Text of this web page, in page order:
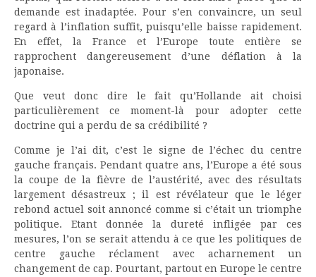
demande est inadaptée. Pour s’en convaincre, un seul
regard à l’inflation suffit, puisqu’elle baisse rapidement.
En effet, la France et l’Europe toute entière se
rapprochent dangereusement d’une déflation à la
japonaise.
Que veut donc dire le fait qu’Hollande ait choisi
particulièrement ce moment-là pour adopter cette
doctrine qui a perdu de sa crédibilité ?
Comme je l’ai dit, c’est le signe de l’échec du centre
gauche français. Pendant quatre ans, l’Europe a été sous
la coupe de la fièvre de l’austérité, avec des résultats
largement désastreux ; il est révélateur que le léger
rebond actuel soit annoncé comme si c’était un triomphe
politique. Etant donnée la dureté infligée par ces
mesures, l’on se serait attendu à ce que les politiques de
centre gauche réclament avec acharnement un
changement de cap. Pourtant, partout en Europe le centre